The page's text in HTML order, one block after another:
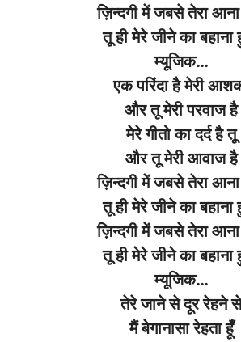
ज़िन्दगी में जबसे तेरा
तू ही मेरे जीने का
म्यूजिक…
एक परिंदा है मेरी
और तू मेरी परवाज है
मेरे गीतो का दर्द है तू
और तू मेरी आवाज है
ज़िन्दगी में जबसे तेरा
तू ही मेरे जीने का
ज़िन्दगी में जबसे तेरा
तू ही मेरे जीने का
म्यूजिक…
तेरे जाने से दूर रेहने से
मैं बेगानासा रेहता हूँ